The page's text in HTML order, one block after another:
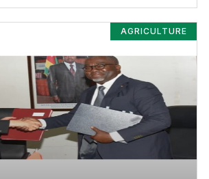
AGRICULTURE